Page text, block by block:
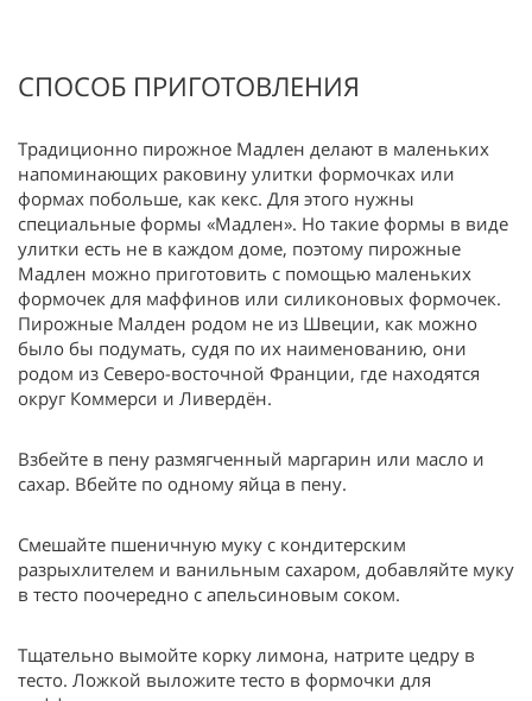
СПОСОБ ПРИГОТОВЛЕНИЯ
Традиционно пирожное Мадлен делают в маленьких
напоминающих раковину улитки формочках или
формах побольше, как кекс. Для этого нужны
специальные формы «Мадлен». Но такие формы в виде
улитки есть не в каждом доме, поэтому пирожные
Мадлен можно приготовить с помощью маленьких
формочек для маффинов или силиконовых формочек.
Пирожные Малден родом не из Швеции, как можно
было бы подумать, судя по их наименованию, они
родом из Северо-восточной Франции, где находятся
округ Коммерси и Ливердён.
Взбейте в пену размягченный маргарин или масло и
сахар. Вбейте по одному яйца в пену.
Смешайте пшеничную муку с кондитерским
разрыхлителем и ванильным сахаром, добавляйте муку
в тесто поочередно с апельсиновым соком.
Тщательно вымойте корку лимона, натрите цедру в
тесто. Ложкой выложите тесто в формочки для